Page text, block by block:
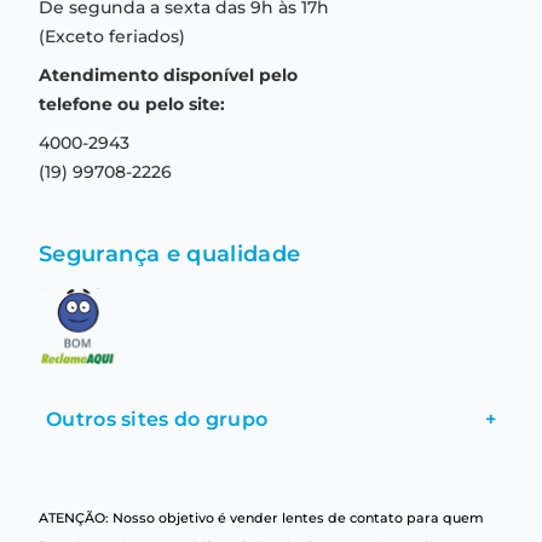
Formas de pagamento
Aviso de privacidade
Termos e condições de uso
Troca e devolução
Central de relacionamento
De segunda a sexta das 9h às 17h
(Exceto feriados)
Atendimento disponível pelo
telefone ou pelo site:
4000-2943
(19) 99708-2226
Segurança e qualidade
Outros sites do grupo +
ATENÇÃO: Nosso objetivo é vender lentes de contato para quem